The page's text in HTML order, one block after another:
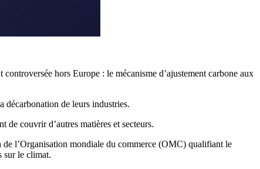
hors Europe : le mécanisme d’ajustement carbone aux
décarbonation de leurs industries.
de couvrir d’autres matières et secteurs.
l’Organisation mondiale du commerce (OMC) qualifiant le
sur le climat.